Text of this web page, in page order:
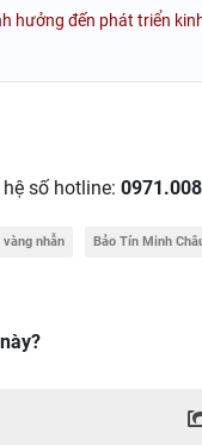
hưởng đến phát triển
số hotline:
vàng nhẫn Bảo Tín Minh